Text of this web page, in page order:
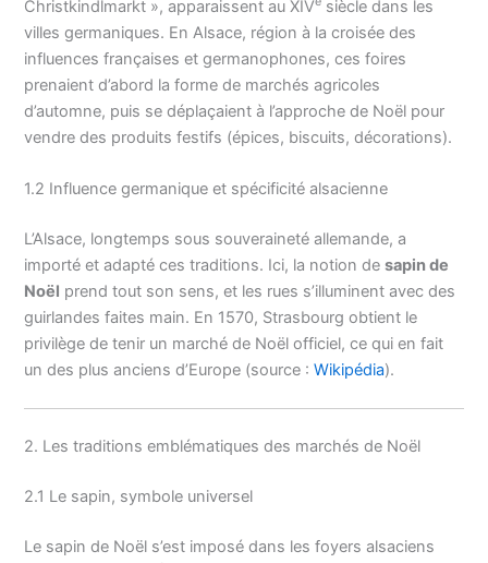
Christkindlmarkt », apparaissent au XIV siècle dans les
villes germaniques. En Alsace, région à la croisée des
influences françaises et germanophones, ces foires
prenaient d’abord la forme de marchés agricoles
d’automne, puis se déplaçaient à l’approche de Noël pour
vendre des produits festifs (épices, biscuits, décorations).
1.2 Influence germanique et spécificité alsacienne
L’Alsace, longtemps sous souveraineté allemande, a
importé et adapté ces traditions. Ici, la notion desapin de
Noël prend tout son sens, et les rues s’illuminent avec des
guirlandes faites main. En 1570, Strasbourg obtient le
privilège de tenir un marché de Noël officiel, ce qui en fait
un des plus anciens d’Europe (source :Wikipédia).
2. Les traditions emblématiques des marchés de Noël
2.1 Le sapin, symbole universel
Le sapin de Noël s’est imposé dans les foyers alsaciens